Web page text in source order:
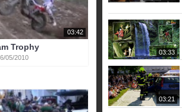
03:42
Trophy
05/2010
03:33
03:21